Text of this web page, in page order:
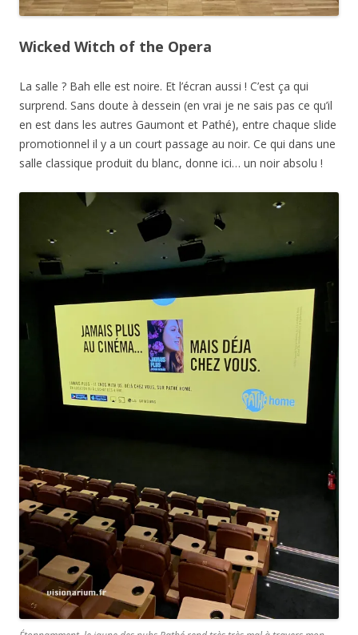
Wicked Witch of the Opera
La salle ? Bah elle est noire. Et l’écran aussi ! C’est ça qui
surprend. Sans doute à dessein (en vrai je ne sais pas ce qu’il
en est dans les autres Gaumont et Pathé), entre chaque slide
promotionnel il y a un court passage au noir. Ce qui dans une
salle classique produit du blanc, donne ici… un noir absolu !